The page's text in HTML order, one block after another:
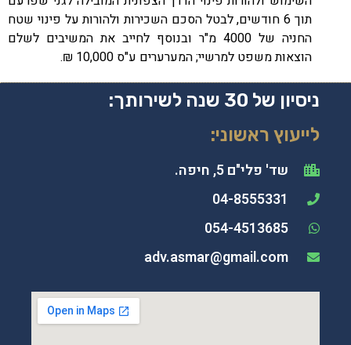
תוך 6 חודשים, לבטל הסכם השכירות ולהורות על פינוי שטח
החניה של 4000 מ"ר ובנוסף לחייב את המשיבים לשלם
הוצאות משפט למרשיי; המערערים ע"ס 10,000 ₪.
ניסיון של 30 שנה לשירותך:
לייעוץ ראשוני:
שד' פלי"ם 5, חיפה.
04-8555331
054-4513685
adv.asmar@gmail.com